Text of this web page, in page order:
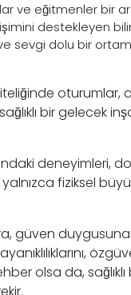
ve eğitmenler bir
destekleyen
dolu bir ortam
oturumlar,
bir gelecek
deneyimleri,
yalnızca fiziksel
güven duygusuna
olsa da,